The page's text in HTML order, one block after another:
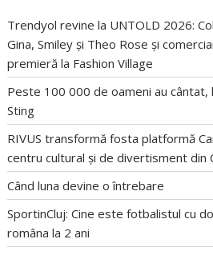
Trendyol revine la UNTOLD 2026:
Gina, Smiley și Theo Rose și
premieră la Fashion Village
Peste 100 000 de oameni au cântat,
Sting
RIVUS transformă fosta platformă
centru cultural și de divertisment din
Când luna devine o întrebare
SportinCluj: Cine este fotbalistul cu
româna la 2 ani